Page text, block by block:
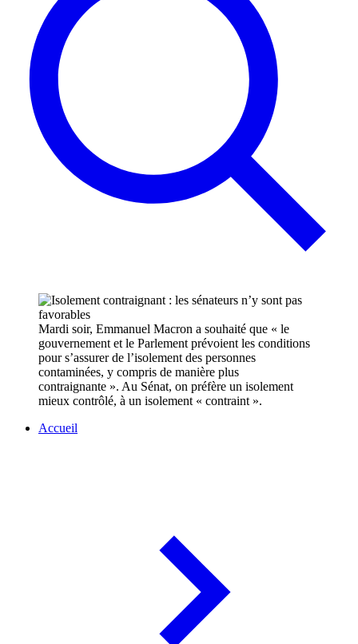
Mardi soir, Emmanuel Macron a souhaité que « le
gouvernement et le Parlement prévoient les conditions
pour s’assurer de l’isolement des personnes
contaminées, y compris de manière plus
contraignante ». Au Sénat, on préfère un isolement
mieux contrôlé, à un isolement « contraint ».
Accueil